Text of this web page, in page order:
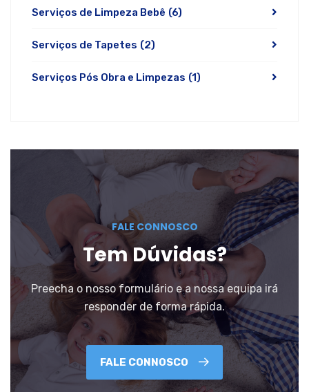
Serviços de Limpeza Bebê (6)
Serviços de Tapetes (2)
Serviços Pós Obra e Limpezas (1)
FALE CONNOSCO
Tem Dúvidas?
Preecha o nosso formulário e a nossa equipa irá
responder de forma rápida.
FALE CONNOSCO